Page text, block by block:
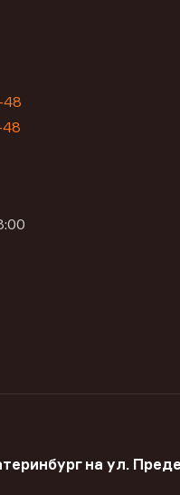
48
48
на ул.